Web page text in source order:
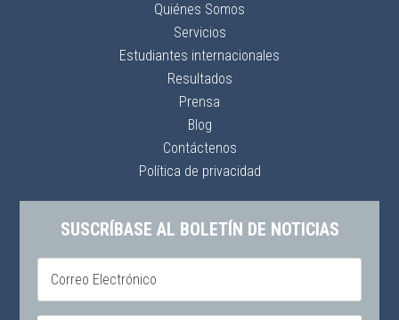
Quiénes Somos
Servicios
Estudiantes internacionales
Resultados
Prensa
Blog
Contáctenos
Política de privacidad
SUSCRÍBASE AL BOLETÍN DE NOTICIAS